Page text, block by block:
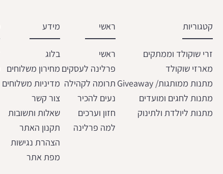
קטגוריות
זרי שוקולד וממתקים
מארזי שוקולד
מתנות ממותגות/ Giveaway
מתנות לחגים ומועדים
מתנות ליולדת ולתינוק
ראשי
ראשי
פרלינה לעסקים
תרומה לקהילה
נעים להכיר
חזון וערכים
למה פרלינה
מידע
בלוג
מחירון משלוחים
מדיניות משלוחים
צור קשר
שאלות ותשובות
תקנון האתר
הצהרת נגישות
מפת אתר